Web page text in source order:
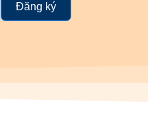
Đăng ký